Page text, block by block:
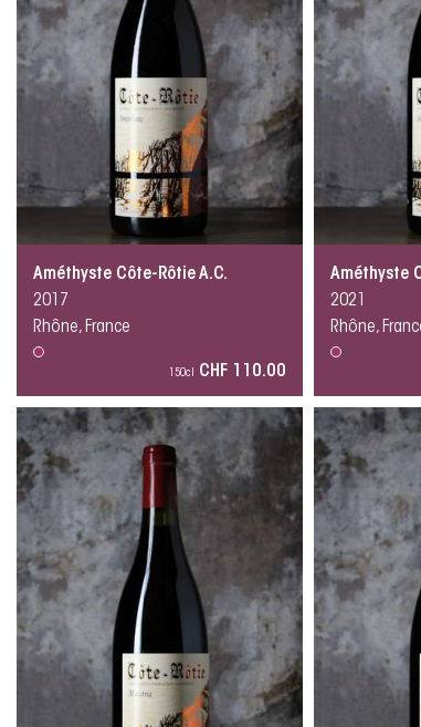
Améthyste Côte-Rôtie A.C.
2017
Rhône, France
150cl CHF 110.00
Améthyste
2021
Rhône,